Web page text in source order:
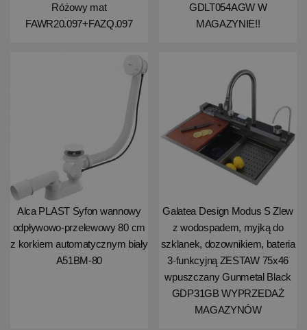
Różowy mat
FAWR20.097+FAZQ.097
GDLT054AGW W
MAGAZYNIE!!
Alca PLAST Syfon wannowy
odpływowo-przelewowy 80 cm
z korkiem automatycznym biały
A51BM-80
Galatea Design Modus S Zlew
z wodospadem, myjką do
szklanek, dozownikiem, bateria
3-funkcyjną ZESTAW 75x46
wpuszczany Gunmetal Black
GDP31GB WYPRZEDAŻ
MAGAZYNÓW